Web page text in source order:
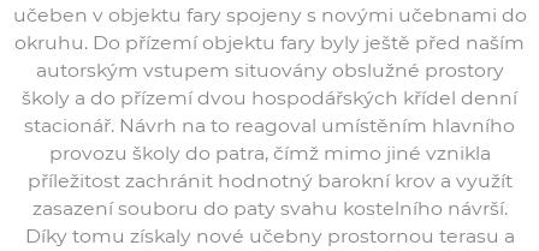
učeben v objektu fary spojeny s novými učebnami do
okruhu. Do přízemí objektu fary byly ještě před naším
autorským vstupem situovány obslužné prostory
školy a do přízemí dvou hospodářských křídel denní
stacionář. Návrh na to reagoval umístěním hlavního
provozu školy do patra, čímž mimo jiné vznikla
příležitost zachránit hodnotný barokní krov a využít
zasazení souboru do paty svahu kostelního návrší.
Díky tomu získaly nové učebny prostornou terasu a